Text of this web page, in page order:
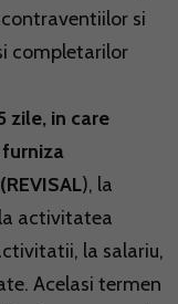
si
completarilor
zile, in care
), la
activitatea
la salariu,
Acelasi termen